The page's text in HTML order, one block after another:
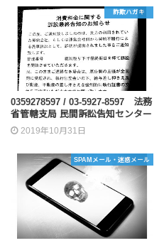
詐欺ハガキ
0359278597 / 03-5927-8597 法務
省管轄支局 民間訴訟告知センター
2019年10月31日
SPAMメール・迷惑メール